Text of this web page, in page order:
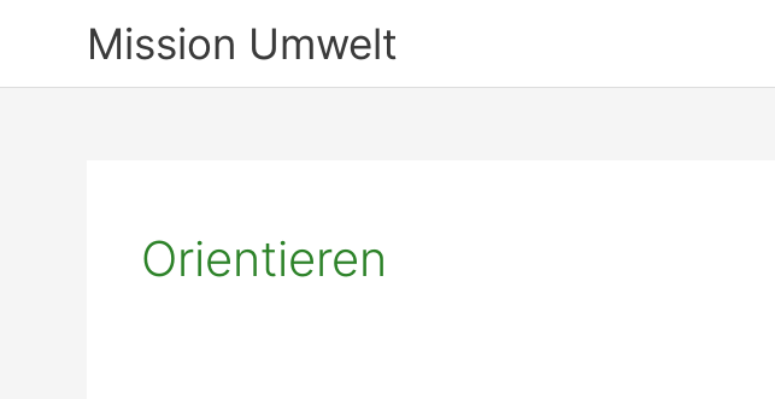
Mission Umwelt
Orientieren